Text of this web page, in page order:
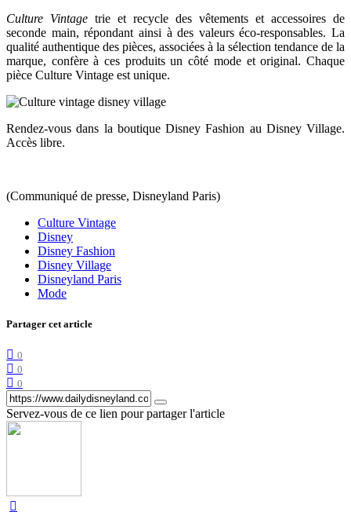
Culture Vintage trie et recycle des vêtements et accessoires de
seconde main, répondant ainsi à des valeurs éco-responsables. La
qualité authentique des pièces, associées à la sélection tendance de la
marque, confère à ces produits un côté mode et original. Chaque
pièce Culture Vintage est unique.
Rendez-vous dans la boutique Disney Fashion au Disney Village.
Accès libre.
(Communiqué de presse, Disneyland Paris)
Culture Vintage
Disney
Disney Fashion
Disney Village
Disneyland Paris
Mode
Partager cet article
0
0
0
Servez-vous de ce lien pour partager l'article